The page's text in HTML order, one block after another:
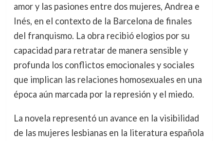
amor y las pasiones entre dos mujeres, Andrea e
Inés, en el contexto de la Barcelona de finales
del franquismo. La obra recibió elogios por su
capacidad para retratar de manera sensible y
profunda los conflictos emocionales y sociales
que implican las relaciones homosexuales en una
época aún marcada por la represión y el miedo.
La novela representó un avance en la visibilidad
de las mujeres lesbianas en la literatura española